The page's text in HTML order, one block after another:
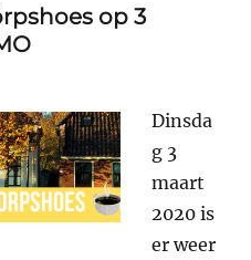
op 3
Dinsda
g 3
maart
2020 is
er weer